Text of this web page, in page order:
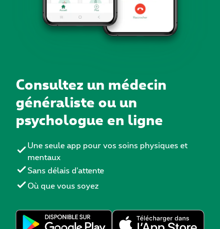
Consultez un médecin
généraliste ou un
psychologue en ligne
Une seule app pour vos soins physiques et
mentaux
Sans délais d'attente
Où que vous soyez